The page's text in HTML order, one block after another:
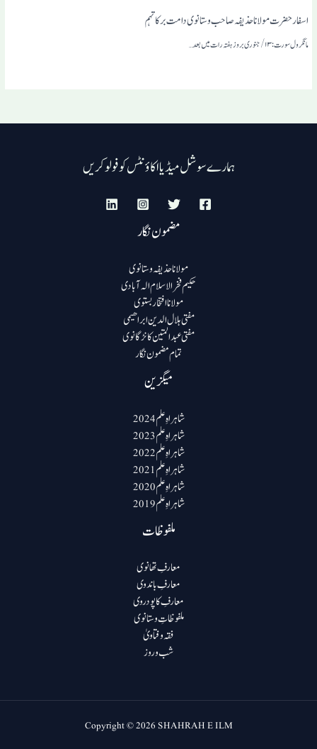
اسفار حضرت مولانا حذیفہ صاحب وستانوی دامت برکاتہم
مانگرول سورت: ۱۳/ جنوری بروز ہفتہ رات میں بعد…
ہمارے سوشل میڈیا اکاؤنٹس کو فولو کریں
مضمون نگار
مولانا حذیفہ وستانوی
حکیم فخرالاسلام الہ آبادی
مولانا افتخار بستوی
مفتی ہلال الدین ابراھیمی
مفتی عبد المتین کانڑگانوی
تمام مضمون نگار
میگزین
شاہراہِ علم 2024
شاہراہِ علم 2023
شاہراہِ علم 2022
شاہراہِ علم 2021
شاہراہِ علم 2020
شاہراہِ علم 2019
ملفوظات
معارفِ تھانوی
معارفِ باندوی
معارفِ کاپودروی
ملفوظاتِ وستانوی
فقہ و فتاویٰ
شب و روز
Copyright © 2026 SHAHRAH E ILM